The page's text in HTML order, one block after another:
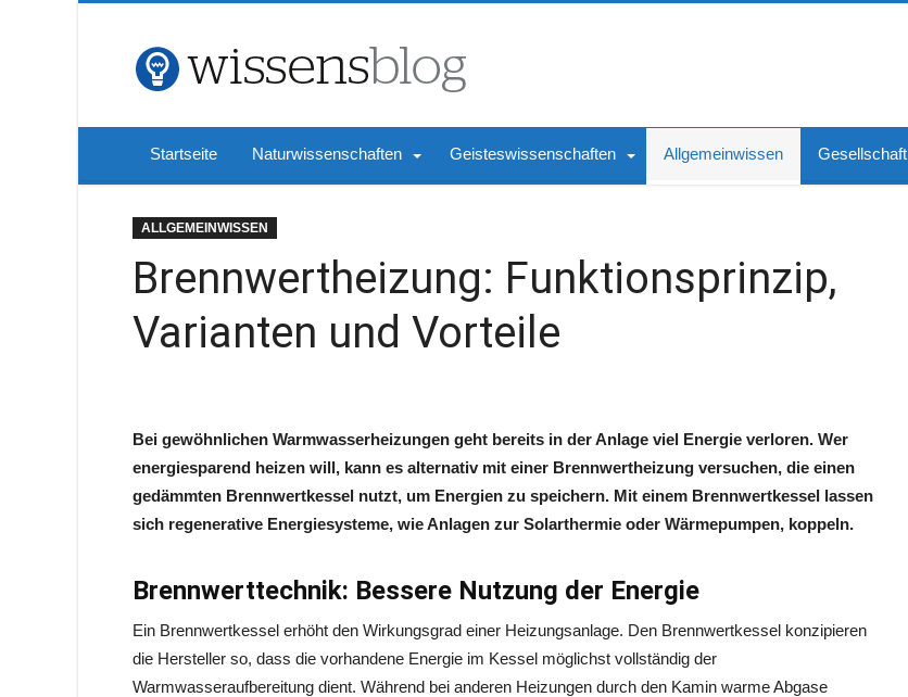
Startseite Naturwissenschaften Geisteswissenschaften Allgemeinwissen Gesellschaft
ALLGEMEINWISSEN
Brennwertheizung: Funktionsprinzip,
Varianten und Vorteile
Bei gewöhnlichen Warmwasserheizungen geht bereits in der Anlage viel Energie verloren. Wer
energiesparend heizen will, kann es alternativ mit einer Brennwertheizung versuchen, die einen
gedämmten Brennwertkessel nutzt, um Energien zu speichern. Mit einem Brennwertkessel lassen
sich regenerative Energiesysteme, wie Anlagen zur Solarthermie oder Wärmepumpen, koppeln.
Brennwerttechnik: Bessere Nutzung der Energie
Ein Brennwertkessel erhöht den Wirkungsgrad einer Heizungsanlage. Den Brennwertkessel konzipieren
die Hersteller so, dass die vorhandene Energie im Kessel möglichst vollständig der
Warmwasseraufbereitung dient. Während bei anderen Heizungen durch den Kamin warme Abgase